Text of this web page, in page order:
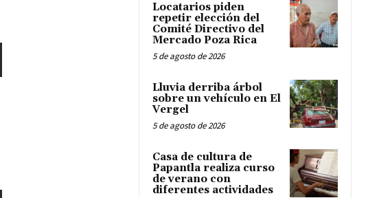
Locatarios piden
repetir elección del
Comité Directivo del
Mercado Poza Rica
5 de agosto de 2026
Lluvia derriba árbol
sobre un vehículo en El
Vergel
5 de agosto de 2026
Casa de cultura de
Papantla realiza curso
de verano con
diferentes actividades